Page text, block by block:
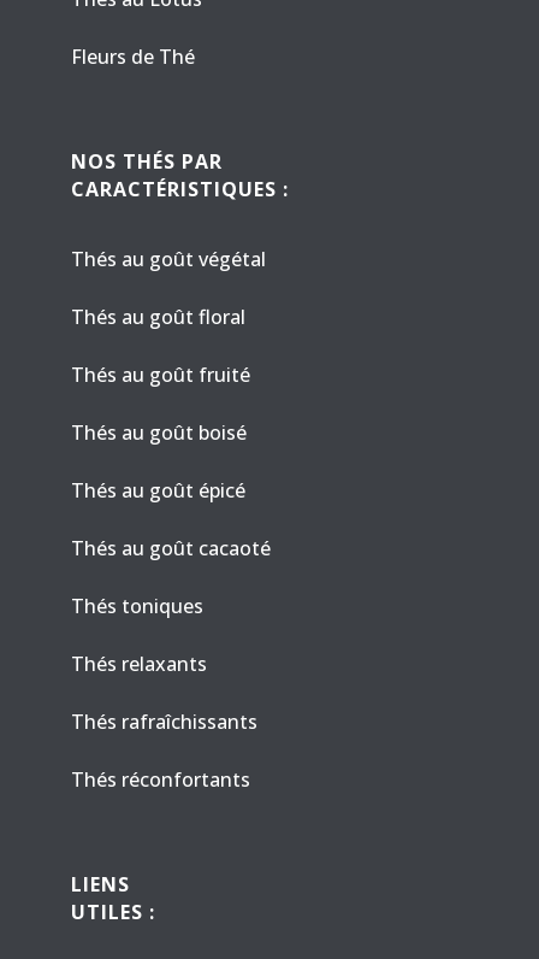
Fleurs de Thé
NOS THÉS PAR
CARACTÉRISTIQUES :
Thés au goût végétal
Thés au goût floral
Thés au goût fruité
Thés au goût boisé
Thés au goût épicé
Thés au goût cacaoté
Thés toniques
Thés relaxants
Thés rafraîchissants
Thés réconfortants
LIENS
UTILES :